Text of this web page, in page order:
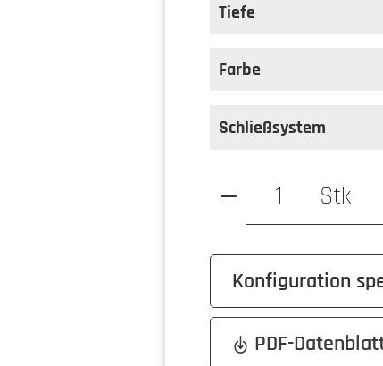
Tiefe
Farbe
Schließsystem
Produkt Anzahl:
Stk
Konfiguration
PDF-